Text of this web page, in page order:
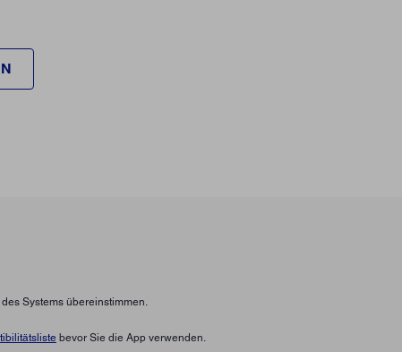
Systems übereinstimmen.
bevor Sie die App verwenden.